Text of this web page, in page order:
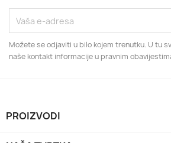
Možete se odjaviti u bilo kojem trenutku. U tu
naše kontakt informacije u pravnim
PROIZVODI